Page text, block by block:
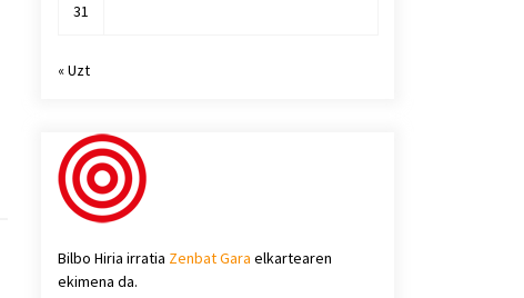
31
« Uzt
Bilbo Hiria irratia Zenbat Gara elkartearen
ekimena da.